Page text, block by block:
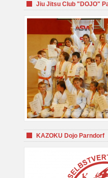
Jiu Jitsu Club "DOJO"
KAZOKU Dojo Parndorf